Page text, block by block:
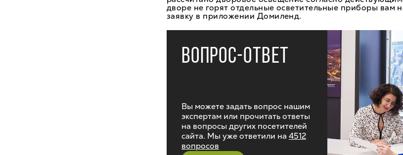
дворе не горят отдельные осветительные приборы вам
заявку в приложении Домиленд.
ВОПРОС-ОТВЕТ
Вы можете задать вопрос нашим
экспертам или прочитать ответы
на вопросы других посетителей
сайта. Мы уже ответили на 4512
вопросов